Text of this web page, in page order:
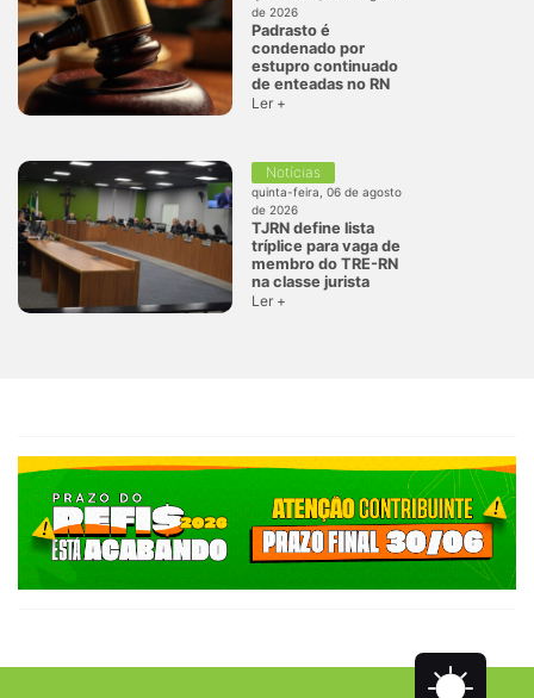
de 2026
Padrasto é
condenado por
estupro continuado
de enteadas no RN
Ler +
Notícias
quinta-feira, 06 de agosto
de 2026
TJRN define lista
tríplice para vaga de
membro do TRE-RN
na classe jurista
Ler +